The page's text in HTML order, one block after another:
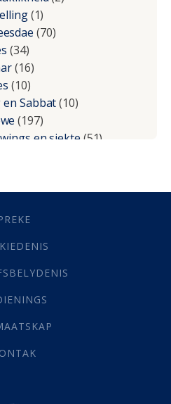
(1)
(70)
(34)
(16)
(10)
en Sabbat(10)
(197)
en siekte(51)
Groei(10)
(4)
(3)
(1)